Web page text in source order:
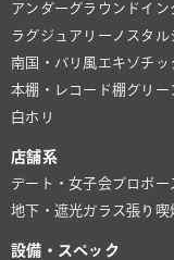
アンダーグラウンド イン
ラグジュアリー ノスタル
南国・バリ風 エキゾチッ
本棚・レコード棚グリー
白ホリ
店舗系
デート・女子会プロポー
地下・遮光ガラス張り 喫
設備・スペック